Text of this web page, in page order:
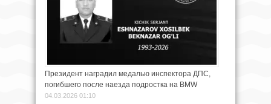
Президент наградил медалью инспектора ДПС,
погибшего после наезда подростка на BMW
04.03.2026 01:10